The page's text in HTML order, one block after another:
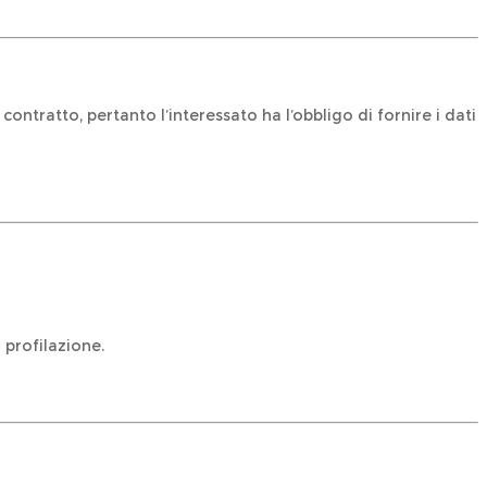
pertanto l’interessato ha l’obbligo di fornire i dati
profilazione.